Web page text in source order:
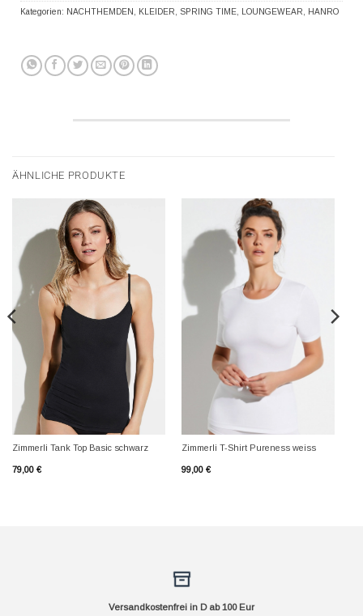
Kategorien: NACHTHEMDEN KLEIDER SPRING TIME LOUNGEWEAR HANRO
ÄHNLICHE PRODUKTE
Zimmerli Tank Top Basic schwarz
79,00 €
Zimmerli T-Shirt Pureness weiss
99,00 €
Versandkostenfrei in D ab 100 Eur